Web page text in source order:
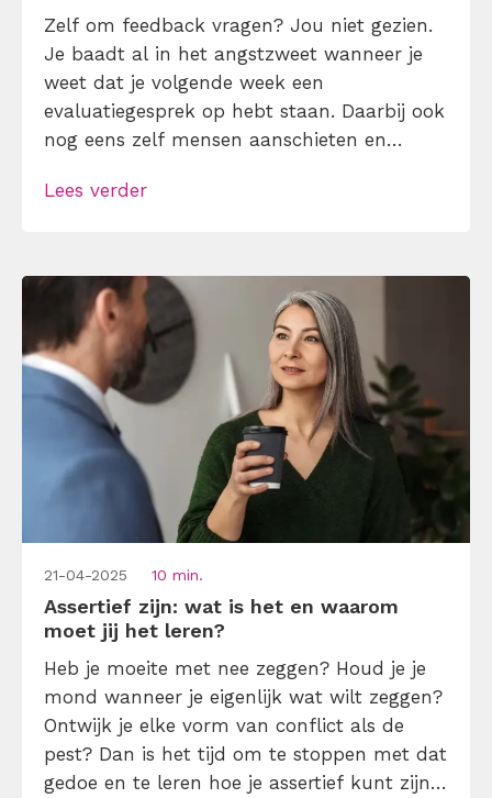
Zelf om feedback vragen? Jou niet gezien.
Je baadt al in het angstzweet wanneer je
weet dat je volgende week een
evaluatiegesprek op hebt staan. Daarbij ook
nog eens zelf mensen aanschieten en
niet? Nee hoor. Zelf om feedback vragen
Lees verder
21-04-2025 10 min.
Assertief zijn: wat is het en waarom
moet jij het leren?
Heb je moeite met nee zeggen? Houd je je
mond wanneer je eigenlijk wat wilt zeggen?
Ontwijk je elke vorm van conflict als de
pest? Dan is het tijd om te stoppen met dat
gedoe en te leren hoe je assertief kunt zijn.